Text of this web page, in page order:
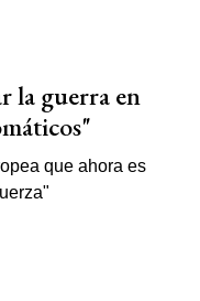
la guerra en